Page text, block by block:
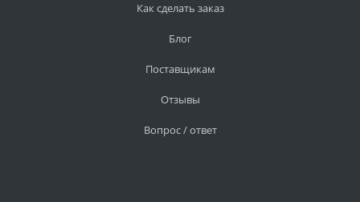
Как сделать заказ
Блог
Поставщикам
Отзывы
Вопрос / ответ